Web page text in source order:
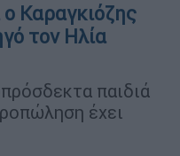
Καραγκιόζης
τον Ηλία
παιδιά
έχει